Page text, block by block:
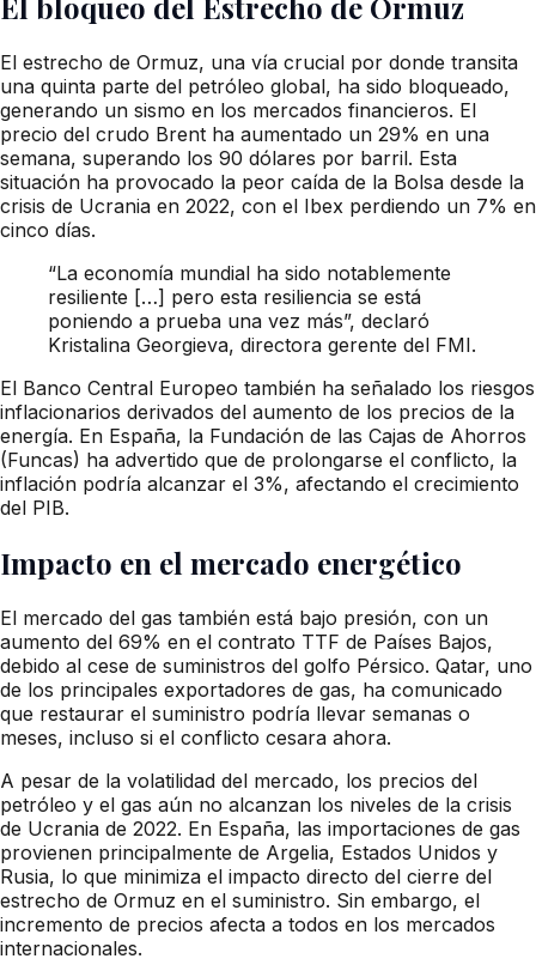
El estrecho de Ormuz, una vía crucial por donde transita
una quinta parte del petróleo global, ha sido bloqueado,
generando un sismo en los mercados financieros. El
precio del crudo Brent ha aumentado un 29% en una
semana, superando los 90 dólares por barril. Esta
situación ha provocado la peor caída de la Bolsa desde la
crisis de Ucrania en 2022, con el Ibex perdiendo un 7% en
cinco días.
“La economía mundial ha sido notablemente
resiliente […] pero esta resiliencia se está
poniendo a prueba una vez más”, declaró
Kristalina Georgieva, directora gerente del FMI.
El Banco Central Europeo también ha señalado los riesgos
inflacionarios derivados del aumento de los precios de la
energía. En España, la Fundación de las Cajas de Ahorros
(Funcas) ha advertido que de prolongarse el conflicto, la
inflación podría alcanzar el 3%, afectando el crecimiento
del PIB.
Impacto en el mercado energético
El mercado del gas también está bajo presión, con un
aumento del 69% en el contrato TTF de Países Bajos,
debido al cese de suministros del golfo Pérsico. Qatar, uno
de los principales exportadores de gas, ha comunicado
que restaurar el suministro podría llevar semanas o
meses, incluso si el conflicto cesara ahora.
A pesar de la volatilidad del mercado, los precios del
petróleo y el gas aún no alcanzan los niveles de la crisis
de Ucrania de 2022. En España, las importaciones de gas
provienen principalmente de Argelia, Estados Unidos y
Rusia, lo que minimiza el impacto directo del cierre del
estrecho de Ormuz en el suministro. Sin embargo, el
incremento de precios afecta a todos en los mercados
internacionales.